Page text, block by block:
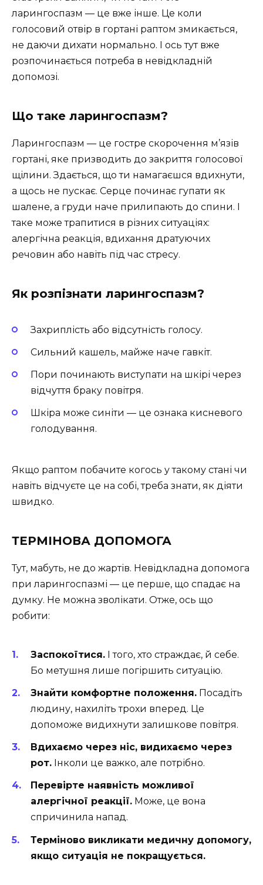
ларингоспазм — це вже інше. Це коли
голосовий отвір в гортані раптом змикається,
не даючи дихати нормально. І ось тут вже
розпочинається потреба в невідкладній
допомозі.
Що таке ларингоспазм?
Ларингоспазм — це гостре скорочення м’язів
гортані, яке призводить до закриття голосової
щілини. Здається, що ти намагаєшся вдихнути,
а щось не пускає. Серце починає гупати як
шалене, а груди наче прилипають до спини. І
таке може трапитися в різних ситуаціях:
алергічна реакція, вдихання дратуючих
речовин або навіть під час стресу.
Як розпізнати ларингоспазм?
Захриплість або відсутність голосу.
Сильний кашель, майже наче гавкіт.
Пори починають виступати на шкірі через
відчуття браку повітря.
Шкіра може синіти — це ознака кисневого
голодування.
Якщо раптом побачите когось у такому стані чи
навіть відчуєте це на собі, треба знати, як діяти
швидко.
ТЕРМІНОВА ДОПОМОГА
Тут, мабуть, не до жартів. Невідкладна допомога
при ларингоспазмі — це перше, що спадає на
думку. Не можна зволікати. Отже, ось що
робити:
Заспокоїтися. І того, хто страждає, й себе.
Бо метушня лише погіршить ситуацію.
Знайти комфортне положення. Посадіть
людину, нахиліть трохи вперед. Це
допоможе видихнути залишкове повітря.
Вдихаємо через ніс, видихаємо через
рот. Інколи це важко, але потрібно.
Перевірте наявність можливої
алергічної реакції. Може, це вона
спричинила напад.
Терміново викликати медичну допомогу,
якщо ситуація не покращується.